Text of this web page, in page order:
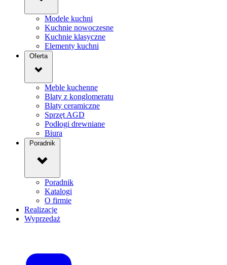
Modele kuchni
Kuchnie nowoczesne
Kuchnie klasyczne
Elementy kuchni
Oferta
Meble kuchenne
Blaty z konglomeratu
Blaty ceramiczne
Sprzęt AGD
Podłogi drewniane
Biura
Poradnik
Poradnik
Katalogi
O firmie
Realizacje
Wyprzedaż